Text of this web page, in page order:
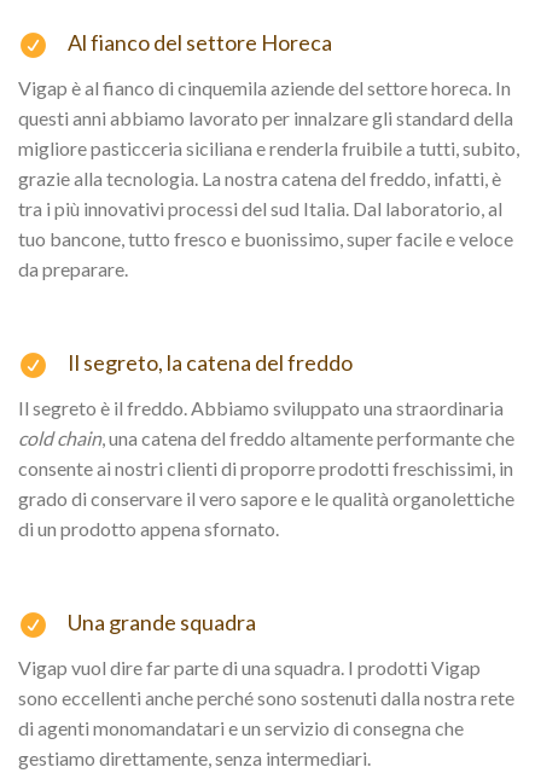
Al fianco del settore Horeca
Vigap è al fianco di cinquemila aziende del settore horeca. In
questi anni abbiamo lavorato per innalzare gli standard della
migliore pasticceria siciliana e renderla fruibile a tutti, subito,
grazie alla tecnologia. La nostra catena del freddo, infatti, è
tra i più innovativi processi del sud Italia. Dal laboratorio, al
tuo bancone, tutto fresco e buonissimo, super facile e veloce
da preparare.
Il segreto, la catena del freddo
Il segreto è il freddo. Abbiamo sviluppato una straordinaria
cold chain, una catena del freddo altamente performante che
consente ai nostri clienti di proporre prodotti freschissimi, in
grado di conservare il vero sapore e le qualità organolettiche
di un prodotto appena sfornato.
Una grande squadra
Vigap vuol dire far parte di una squadra. I prodotti Vigap
sono eccellenti anche perché sono sostenuti dalla nostra rete
di agenti monomandatari e un servizio di consegna che
gestiamo direttamente, senza intermediari.